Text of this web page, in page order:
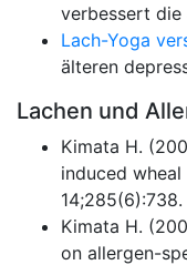
verbessert die
Lach-Yoga
älteren
Lachen und
Kimata H.
induced wheal
14;285(6):738.
Kimata H.
on allergen-